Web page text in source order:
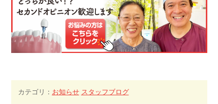
カテゴリ： お知らせ スタッフブログ